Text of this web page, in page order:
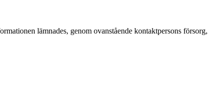
lämnades, genom ovanstående kontaktpersons försorg,